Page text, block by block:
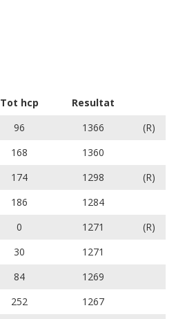
Tot hcp
Resultat
96 1366
(R)
168
1360
174 1298
(R)
186
1284
0 1271
(R)
30
1271
84
1269
252
1267